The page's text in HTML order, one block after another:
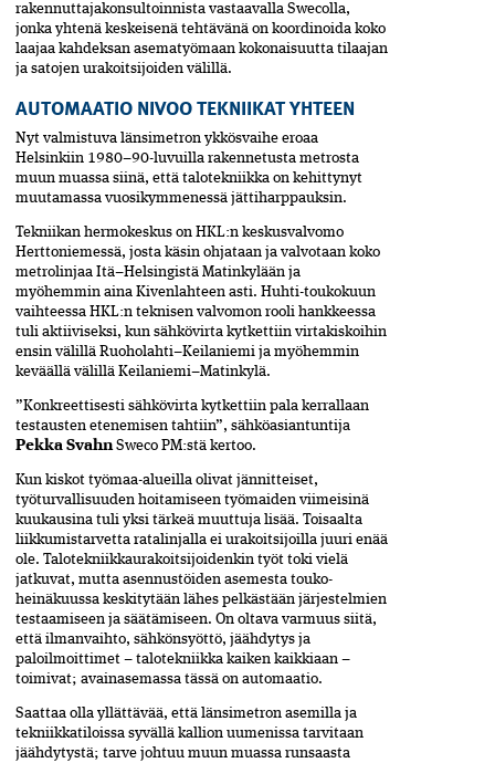
rakennuttajakonsultoinnista vastaavalla Swecolla,
jonka yhtenä keskeisenä tehtävänä on koordinoida koko
laajaa kahdeksan asematyömaan kokonaisuutta tilaajan
ja satojen urakoitsijoiden välillä.
AUTOMAATIO NIVOO TEKNIIKAT YHTEEN
Nyt valmistuva länsimetron ykkösvaihe eroaa
Helsinkiin 1980–90-luvuilla rakennetusta metrosta
muun muassa siinä, että talotekniikka on kehittynyt
muutamassa vuosikymmenessä jättiharppauksin.
Tekniikan hermokeskus on HKL:n keskusvalvomo
Herttoniemessä, josta käsin ohjataan ja valvotaan koko
metrolinjaa Itä–Helsingistä Matinkylään ja
myöhemmin aina Kivenlahteen asti. Huhti-toukokuun
vaihteessa HKL:n teknisen valvomon rooli hankkeessa
tuli aktiiviseksi, kun sähkövirta kytkettiin virtakiskoihin
ensin välillä Ruoholahti–Keilaniemi ja myöhemmin
keväällä välillä Keilaniemi–Matinkylä.
”Konkreettisesti sähkövirta kytkettiin pala kerrallaan
testausten etenemisen tahtiin”, sähköasiantuntija
Pekka SvahnSweco PM:stä kertoo.
Kun kiskot työmaa-alueilla olivat jännitteiset,
työturvallisuuden hoitamiseen työmaiden viimeisinä
kuukausina tuli yksi tärkeä muuttuja lisää. Toisaalta
liikkumistarvetta ratalinjalla ei urakoitsijoilla juuri enää
ole. Talotekniikkaurakoitsijoidenkin työt toki vielä
jatkuvat, mutta asennustöiden asemesta touko-
heinäkuussa keskitytään lähes pelkästään järjestelmien
testaamiseen ja säätämiseen. On oltava varmuus siitä,
että ilmanvaihto, sähkönsyöttö, jäähdytys ja
paloilmoittimet – talotekniikka kaiken kaikkiaan –
toimivat; avainasemassa tässä on automaatio.
Saattaa olla yllättävää, että länsimetron asemilla ja
tekniikkatiloissa syvällä kallion uumenissa tarvitaan
jäähdytystä; tarve johtuu muun muassa runsaasta